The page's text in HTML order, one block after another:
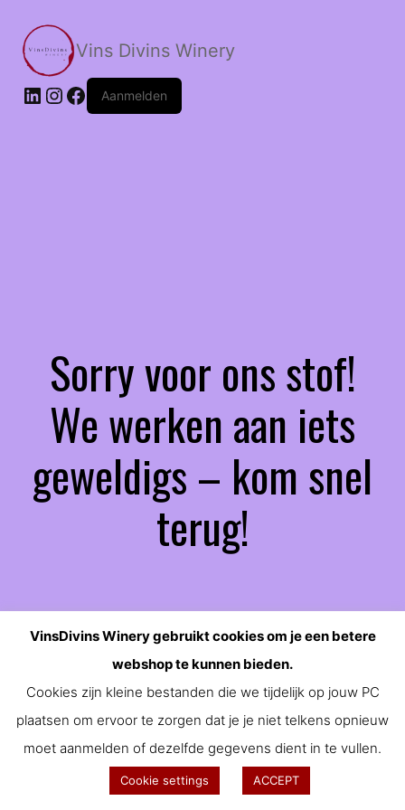
content
Vins Divins Winery
LinkedIn
Instagram
Facebook
Aanmelden
Sorry voor ons stof!
We werken aan iets
geweldigs – kom snel
terug!
VinsDivins Winery gebruikt cookies om je een betere
webshop te kunnen bieden.
Cookies zijn kleine bestanden die we tijdelijk op jouw PC
plaatsen om ervoor te zorgen dat je je niet telkens opnieuw
moet aanmelden of dezelfde gegevens dient in te vullen.
Cookie settings ACCEPT